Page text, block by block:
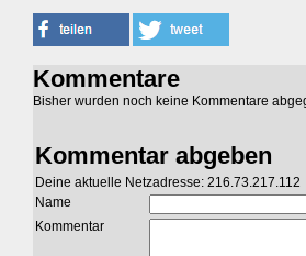
Kommentare
Bisher wurden noch keine Kommentare
Kommentar abgeben
Deine aktuelle Netzadresse: 216.73.217.112
Name
Kommentar